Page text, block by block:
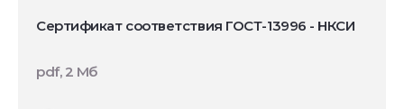
Сертификат соответствия ГОСТ-13996 - НКСИ
pdf, 2 Мб